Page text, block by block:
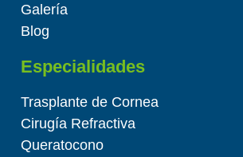
Galería
Blog
Especialidades
Trasplante de Cornea
Cirugía Refractiva
Queratocono